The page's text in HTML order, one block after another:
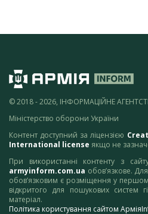
© 2018 - 2026, ІНФОРМАЦІЙНЕ
Міністерство оборони України
Контент доступний за ліцензією
International license якщо не
При використанні контенту з
armyinform.com.ua обов’язкове.
обов’язковим є розміщення у
відкритого для пошукових систем
матеріал.
Політика користування сайтом